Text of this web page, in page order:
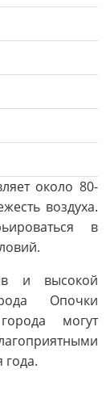
около 80-
воздуха.
в
и высокой
Опочки
могут